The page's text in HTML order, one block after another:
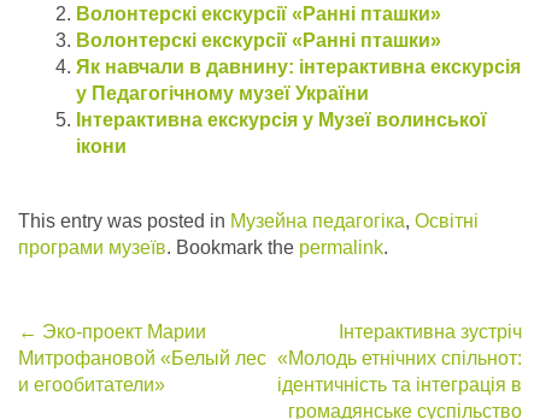
Волонтерскі екскурсії «Ранні пташки»
Волонтерскі екскурсії «Ранні пташки»
Як навчали в давнину: інтерактивна екскурсія
у Педагогічному музеї України
Інтерактивна екскурсія у Музеї волинської
ікони
This entry was posted in Музейна педагогіка, Освітні
програми музеїв. Bookmark the permalink.
Post
navigation
← Эко-проект Марии
Митрофановой «Белый лес
и егообитатели»
Інтерактивна зустріч
«Молодь етнічних спільнот:
ідентичність та інтеграція в
громадянське суспільство